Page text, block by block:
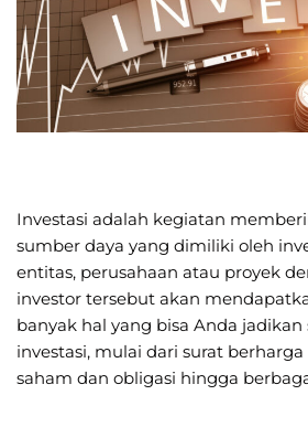
Investasi adalah kegiatan
sumber daya yang dimiliki oleh
entitas, perusahaan atau proyek
investor tersebut akan
banyak hal yang bisa Anda
investasi, mulai dari surat
saham dan obligasi hingga